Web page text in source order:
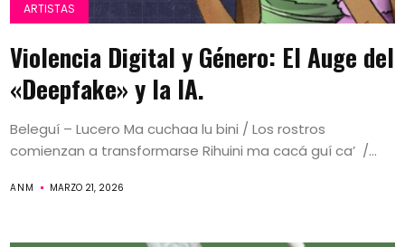
ARTISTAS
Violencia Digital y Género: El Auge del
«Deepfake» y la IA.
Beleguí – Lucero Ma cuchaa lu bini / Los rostros
comienzan a transformarse Rihuini ma cacá guí ca’ /...
ANM MARZO 21, 2026